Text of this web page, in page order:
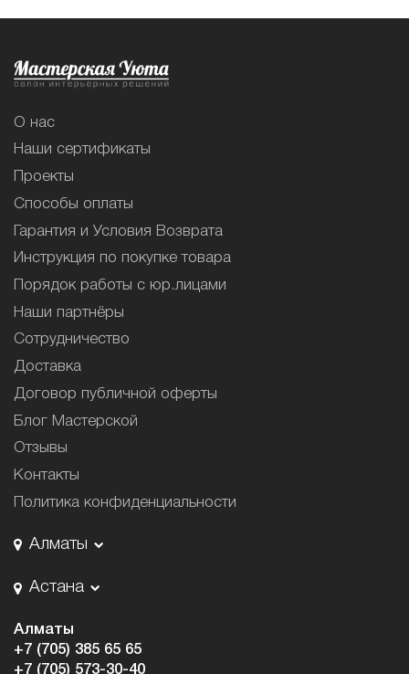
О нас
Наши сертификаты
Проекты
Способы оплаты
Гарантия и Условия Возврата
Инструкция по покупке товара
Порядок работы с юр.лицами
Наши партнёры
Сотрудничество
Доставка
Договор публичной оферты
Блог Мастерской
Отзывы
Контакты
Политика конфиденциальности
Алматы
Астана
Алматы
+7 (705) 385 65 65
+7 (705) 573-30-40